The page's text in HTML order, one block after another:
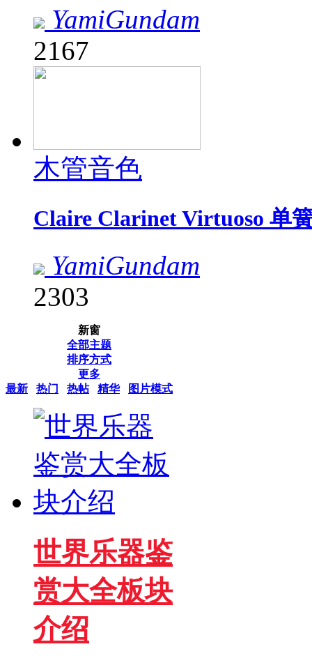
YamiGundam
2167
木管音色
Claire Clarinet Virtuoso 单
YamiGundam
2303
新窗
全部主题
排序方式
更多
最新
热门 热帖 精华 图片模式
世界乐器鉴
赏大全板块
介绍